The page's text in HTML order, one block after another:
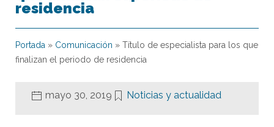
residencia
Portada » Comunicación » Título de especialista para los que
finalizan el periodo de residencia
mayo 30, 2019 Noticias y actualidad